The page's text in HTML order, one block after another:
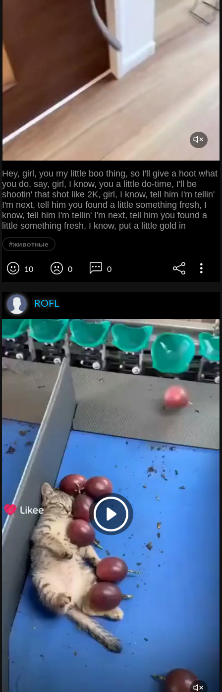
Hey, girl, you my little boo thing, so I'll give a hoot what
you do, say, girl, I know, you a little do-time, I'll be
shootin' that shot like 2K, girl, I know, tell him I'm tellin'
I'm next, tell him you found a little something fresh, I
know, tell him I'm tellin' I'm next, tell him you found a
little something fresh, I know, put a little gold in
#животные
10 0 0
ROFL